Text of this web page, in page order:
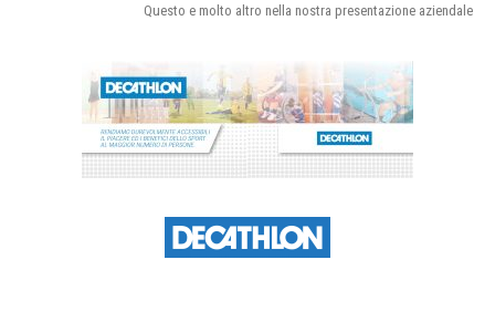
Questo e molto altro nella nostra presentazione aziendale